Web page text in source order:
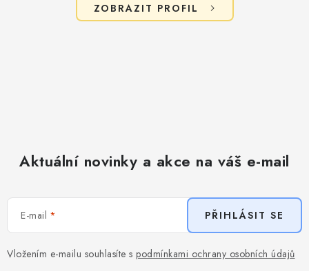
ZOBRAZIT PROFIL
Aktuální novinky a akce na váš e-mail
E-mail
Vložením e-mailu souhlasíte s podmínkami ochrany osobních údajů
PŘIHLÁSIT SE